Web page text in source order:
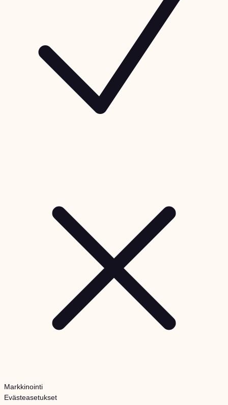
Markkinointi
Evästeasetukset